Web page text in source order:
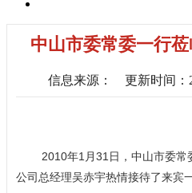
中山市委常委一行
信息来源： 更新时间：
2010年1月31日，中山市委常
公司总经理吴赤宇热情接待了来宾一